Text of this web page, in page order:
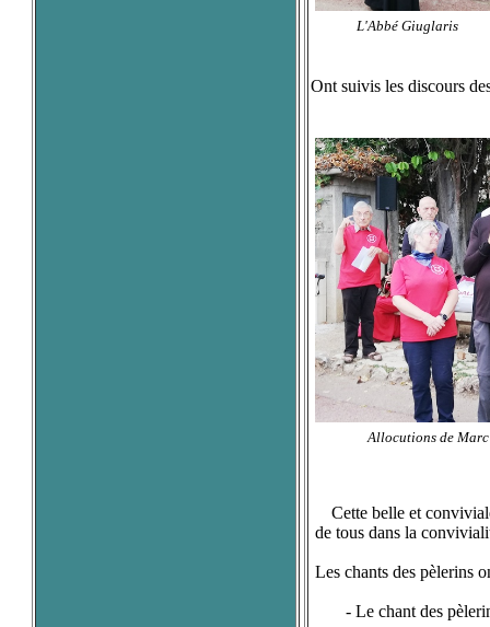
L'Abbé Giuglaris
Ont suivis les discours
Allocutions de
Cette belle et
de tous dans la
Les chants des pèlerins
- Le chant des